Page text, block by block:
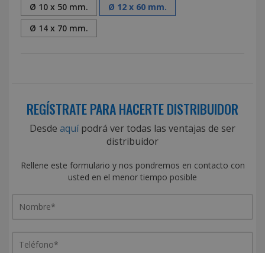
Ø 10 x 50 mm.
Ø 12 x 60 mm.
Ø 14 x 70 mm.
REGÍSTRATE PARA HACERTE DISTRIBUIDOR
Desde aquípodrá ver todas las ventajas de ser
distribuidor
Rellene este formulario y nos pondremos en contacto con
usted en el menor tiempo posible